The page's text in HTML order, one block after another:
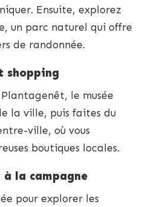
Ensuite, explorez
un parc naturel qui offre
de randonnée.
shopping
le musée
la ville, puis faites du
ville, où vous
boutiques locales.
à la campagne
pour explorer les